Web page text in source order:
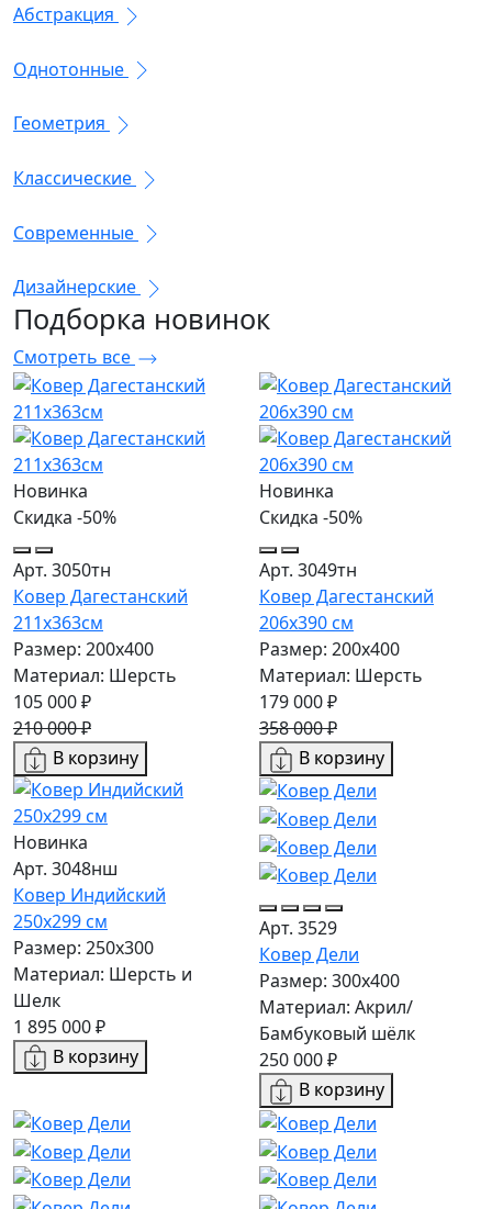
Абстракция
Однотонные
Геометрия
Классические
Современные
Дизайнерские
Подборка новинок
Смотреть все
Новинка
Скидка -50%
Арт. 3050тн
Ковер Дагестанский
211x363см
Размер: 200х400
Материал: Шерсть
105 000 ₽
210 000 ₽
В корзину
Новинка
Скидка -50%
Арт. 3049тн
Ковер Дагестанский
206x390 см
Размер: 200х400
Материал: Шерсть
179 000 ₽
358 000 ₽
В корзину
Новинка
Арт. 3048нш
Ковер Индийский
250x299 см
Размер: 250x300
Материал: Шерсть и
Шелк
1 895 000 ₽
В корзину
Арт. 3529
Ковер Дели
Размер: 300х400
Материал: Акрил/
Бамбуковый шёлк
250 000 ₽
В корзину